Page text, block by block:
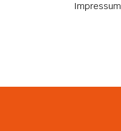
Impressum